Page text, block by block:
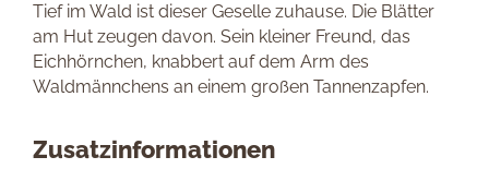
Tief im Wald ist dieser Geselle zuhause. Die Blätter
am Hut zeugen davon. Sein kleiner Freund, das
Eichhörnchen, knabbert auf dem Arm des
Waldmännchens an einem großen Tannenzapfen.
Zusatzinformationen